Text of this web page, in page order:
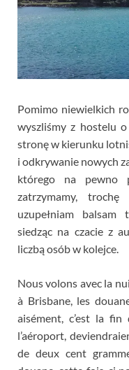
Pomimo niewielkich
wyszliśmy z hostelu
stronę w kierunku
i odkrywanie nowych
którego na pewno
zatrzymamy,
uzupełniam balsam
siedząc na czacie z
liczbą osób w kolejce.
Nous volons avec la
à Brisbane, les
aisément, c’est la fin
l’aéroport,
de deux cent